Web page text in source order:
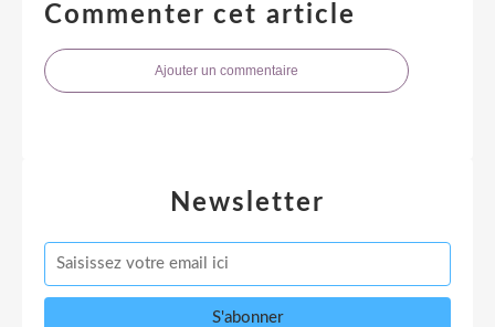
Commenter cet article
Ajouter un commentaire
Newsletter